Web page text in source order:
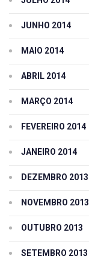
JUNHO 2014
MAIO 2014
ABRIL 2014
MARÇO 2014
FEVEREIRO 2014
JANEIRO 2014
DEZEMBRO 2013
NOVEMBRO 2013
OUTUBRO 2013
SETEMBRO 2013